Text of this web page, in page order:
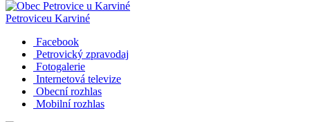
Petroviceu Karviné
Facebook
Petrovický zpravodaj
Fotogalerie
Internetová televize
Obecní rozhlas
Mobilní rozhlas